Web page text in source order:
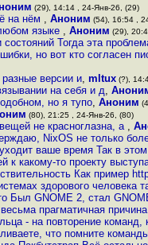
(29), 14:14 , 24-Янв-26, (29)
на нём , Аноним (54), 16:54 ,
языке , Аноним (29),
Тогда эта
но вот кто согласен
версии и, mltux (?),
на себя и д,
но я тупо, Аноним
(80), 21:25 , 24-Янв-26, (80)
не красноглазна, а ,
NixOS не только
ваше время Так в
к какому-то проекту
Как пример
здорового человека
Был GNOME 2, стал
прагматичная
- на повторение команд,
что помните